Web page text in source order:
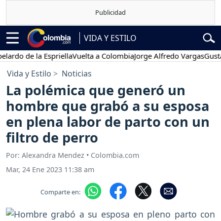
VIDA Y ESTILO
de la EspriellaVuelta a ColombiaJorge Alfredo VargasGustavo
Vida y Estilo Noticias
La polémica que generó un
hombre que grabó a su esposa
en plena labor de parto con un
filtro de perro
Por: Alexandra Mendez • Colombia.com
Mar, 24 Ene 2023 11:38 am
Comparte en: